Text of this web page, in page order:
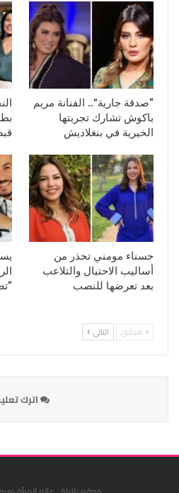
“صدقة جارية”.. الفنانة مريم
باكوش تشارك تجربتها
الخيرية في بنغلاديش
حسناء مومني تحذر من
أساليب الاحتيال والتلاعب
بعد تعرضها للنصب
السابق التالي
اترك